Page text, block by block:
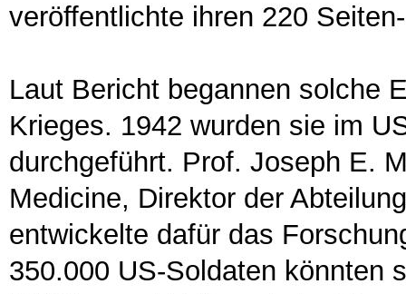
veröffentlichte ihren 220
Laut Bericht begannen solche
Krieges. 1942 wurden sie im
durchgeführt. Prof. Joseph E.
Medicine, Direktor der
entwickelte dafür das
350.000 US-Soldaten könnten